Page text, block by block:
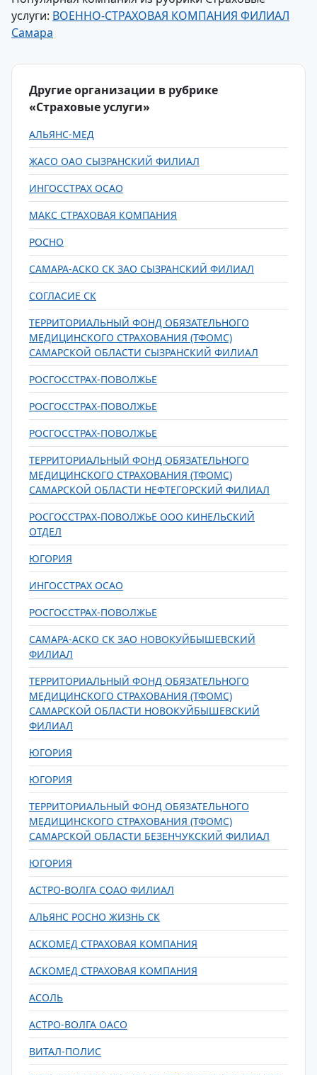
услуги: ВОЕННО-СТРАХОВАЯ КОМПАНИЯ ФИЛИАЛ
Самара
Другие организации в рубрике
«Страховые услуги»
АЛЬЯНС-МЕД
ЖАСО ОАО СЫЗРАНСКИЙ ФИЛИАЛ
ИНГОССТРАХ ОСАО
МАКС СТРАХОВАЯ КОМПАНИЯ
РОСНО
САМАРА-АСКО СК ЗАО СЫЗРАНСКИЙ ФИЛИАЛ
СОГЛАСИЕ СК
ТЕРРИТОРИАЛЬНЫЙ ФОНД ОБЯЗАТЕЛЬНОГО
МЕДИЦИНСКОГО СТРАХОВАНИЯ (ТФОМС)
САМАРСКОЙ ОБЛАСТИ СЫЗРАНСКИЙ ФИЛИАЛ
РОСГОССТРАХ-ПОВОЛЖЬЕ
РОСГОССТРАХ-ПОВОЛЖЬЕ
РОСГОССТРАХ-ПОВОЛЖЬЕ
ТЕРРИТОРИАЛЬНЫЙ ФОНД ОБЯЗАТЕЛЬНОГО
МЕДИЦИНСКОГО СТРАХОВАНИЯ (ТФОМС)
САМАРСКОЙ ОБЛАСТИ НЕФТЕГОРСКИЙ ФИЛИАЛ
РОСГОССТРАХ-ПОВОЛЖЬЕ ООО КИНЕЛЬСКИЙ
ОТДЕЛ
ЮГОРИЯ
ИНГОССТРАХ ОСАО
РОСГОССТРАХ-ПОВОЛЖЬЕ
САМАРА-АСКО СК ЗАО НОВОКУЙБЫШЕВСКИЙ
ФИЛИАЛ
ТЕРРИТОРИАЛЬНЫЙ ФОНД ОБЯЗАТЕЛЬНОГО
МЕДИЦИНСКОГО СТРАХОВАНИЯ (ТФОМС)
САМАРСКОЙ ОБЛАСТИ НОВОКУЙБЫШЕВСКИЙ
ФИЛИАЛ
ЮГОРИЯ
ЮГОРИЯ
ТЕРРИТОРИАЛЬНЫЙ ФОНД ОБЯЗАТЕЛЬНОГО
МЕДИЦИНСКОГО СТРАХОВАНИЯ (ТФОМС)
САМАРСКОЙ ОБЛАСТИ БЕЗЕНЧУКСКИЙ ФИЛИАЛ
ЮГОРИЯ
АСТРО-ВОЛГА СОАО ФИЛИАЛ
АЛЬЯНС РОСНО ЖИЗНЬ СК
АСКОМЕД СТРАХОВАЯ КОМПАНИЯ
АСКОМЕД СТРАХОВАЯ КОМПАНИЯ
АСОЛЬ
АСТРО-ВОЛГА ОАСО
ВИТАЛ-ПОЛИС